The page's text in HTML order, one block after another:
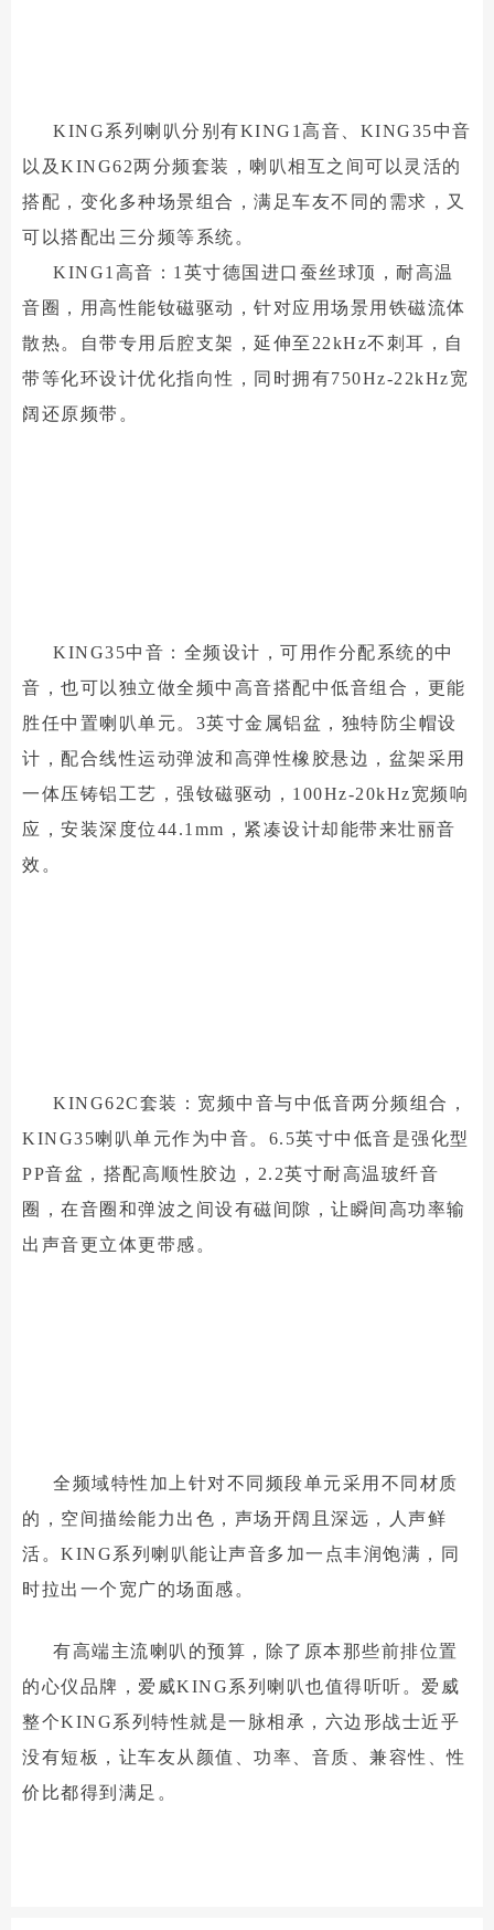
KING系列喇叭分别有KING1高音、KING35中音
以及KING62两分频套装，喇叭相互之间可以灵活的
搭配，变化多种场景组合，满足车友不同的需求，又
可以搭配出三分频等系统。
KING1高音：1英寸德国进口蚕丝球顶，耐高温
音圈，用高性能钕磁驱动，针对应用场景用铁磁流体
散热。自带专用后腔支架，延伸至22kHz不刺耳，自
带等化环设计优化指向性，同时拥有750Hz-22kHz宽
阔还原频带。
KING35中音：全频设计，可用作分配系统的中
音，也可以独立做全频中高音搭配中低音组合，更能
胜任中置喇叭单元。3英寸金属铝盆，独特防尘帽设
计，配合线性运动弹波和高弹性橡胶悬边，盆架采用
一体压铸铝工艺，强钕磁驱动，100Hz-20kHz宽频响
应，安装深度位44.1mm，紧凑设计却能带来壮丽音
效。
KING62C套装：宽频中音与中低音两分频组合，
KING35喇叭单元作为中音。6.5英寸中低音是强化型
PP音盆，搭配高顺性胶边，2.2英寸耐高温玻纤音
圈，在音圈和弹波之间设有磁间隙，让瞬间高功率输
出声音更立体更带感。
全频域特性加上针对不同频段单元采用不同材质
的，空间描绘能力出色，声场开阔且深远，人声鲜
活。KING系列喇叭能让声音多加一点丰润饱满，同
时拉出一个宽广的场面感。
有高端主流喇叭的预算，除了原本那些前排位置
的心仪品牌，爱威KING系列喇叭也值得听听。爱威
整个KING系列特性就是一脉相承，六边形战士近乎
没有短板，让车友从颜值、功率、音质、兼容性、性
价比都得到满足。